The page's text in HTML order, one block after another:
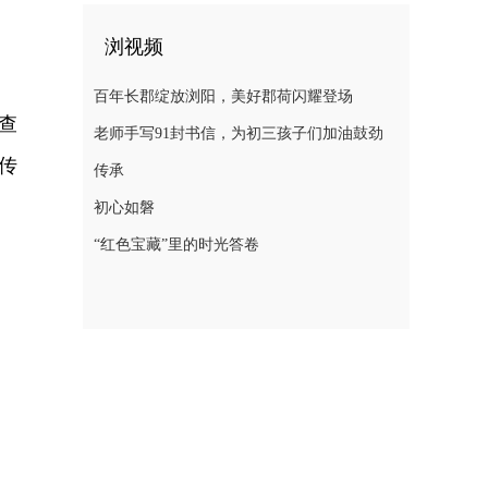
浏视频
百年长郡绽放浏阳，美好郡荷闪耀登场
老师手写91封书信，为初三孩子们加油鼓劲
传承
初心如磐
“红色宝藏”里的时光答卷